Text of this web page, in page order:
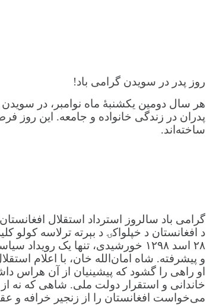
روز پدر در سویدن گرامی باد!
هر سال دومین یکشنبهٔ ماه نوامبر، در
پدران در زندگی خانواده و جامعه. این روز
ساخته‌اند.
گرامی باد سالروز استرداد استقلال
د افغانستان د خپلواکۍ د بېرته ترلاسه کولو
۲۸ اسد ۱۲۹۸ خورشیدی، تنها یک
و پیشرفته. شاه امان‌الله خان، با اعلام
او راهی را گشود که پیشینیان از آن هراس
خاندانی و استقرار دولت ملی. شاهی که نه
می‌خواست افغانستان را از زنجیر خرافه و